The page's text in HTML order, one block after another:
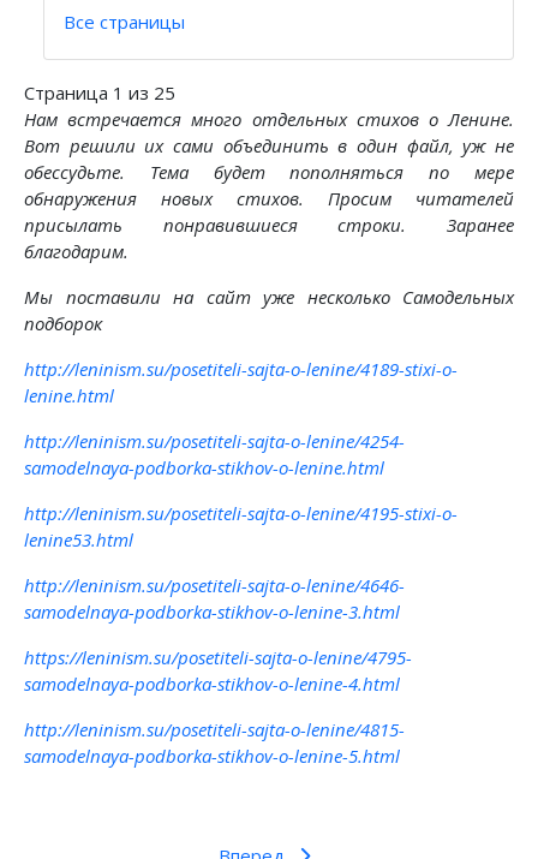
Все страницы
Страница 1 из 25
Нам встречается много отдельных стихов о Ленине.
Вот решили их сами объединить в один файл, уж не
обессудьте. Тема будет пополняться по мере
обнаружения новых стихов. Просим читателей
присылать понравившиеся строки. Заранее
благодарим.
Мы поставили на сайт уже несколько Самодельных
подборок
http://leninism.su/posetiteli-sajta-o-lenine/4189-stixi-o-
lenine.html
http://leninism.su/posetiteli-sajta-o-lenine/4254-
samodelnaya-podborka-stikhov-o-lenine.html
http://leninism.su/posetiteli-sajta-o-lenine/4195-stixi-o-
lenine53.html
http://leninism.su/posetiteli-sajta-o-lenine/4646-
samodelnaya-podborka-stikhov-o-lenine-3.html
https://leninism.su/posetiteli-sajta-o-lenine/4795-
samodelnaya-podborka-stikhov-o-lenine-4.html
http://leninism.su/posetiteli-sajta-o-lenine/4815-
samodelnaya-podborka-stikhov-o-lenine-5.html